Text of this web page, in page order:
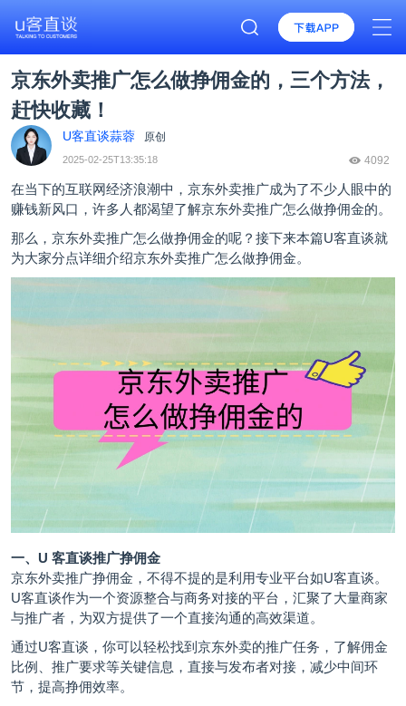
京东外卖推广怎么做挣佣金的，三个方法，
赶快收藏！
U客直谈蒜蓉 原创
2025-02-25T13:35:18 4092
在当下的互联网经济浪潮中， 京东外卖推广成为了不少人眼中的
赚钱新风口，许多人都渴望了解京东外卖推广怎么做挣佣金的。
那么，京东外卖推广怎么做挣佣金的呢？接下来本篇U客直谈就
为大家分点详细介绍京东外卖推广怎么做挣佣金。
一、U 客直谈推广挣佣金
京东外卖推广挣佣金，不得不提的是利用专业平台如U客直谈。
U客直谈作为一个资源整合与商务对接的平台，汇聚了大量商家
与推广者，为双方提供了一个直接沟通的高效渠道。
通过U客直谈，你可以轻松找到京东外卖的推广任务，了解佣金
比例、推广要求等关键信息，直接与发布者对接，减少中间环
节，提高挣佣效率。